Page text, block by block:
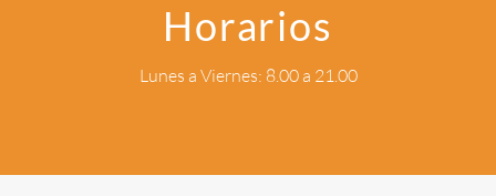
Horarios
Lunes a Viernes: 8.00 a 21.00